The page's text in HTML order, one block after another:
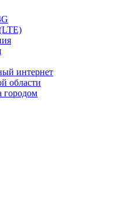
интернет
области
городом